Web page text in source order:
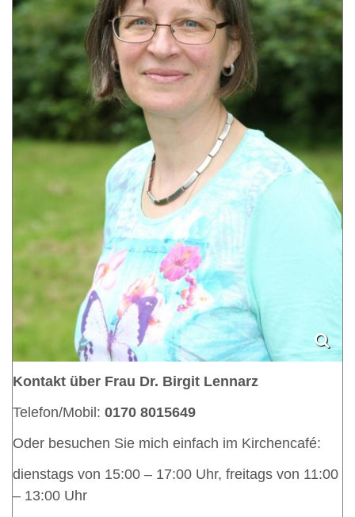
Kontakt über Frau Dr. Birgit Lennarz
Telefon/Mobil: 0170 8015649
Oder besuchen Sie mich einfach im Kirchencafé:
dienstags von 15:00 – 17:00 Uhr, freitags von 11:00
– 13:00 Uhr